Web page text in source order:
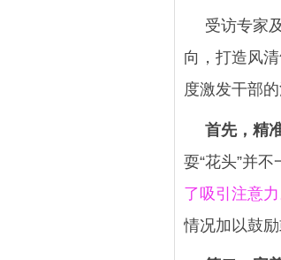
受访专家
向，打造风
度激发干部
首先，精
耍“花头”并不
了吸引注意力
情况加以鼓